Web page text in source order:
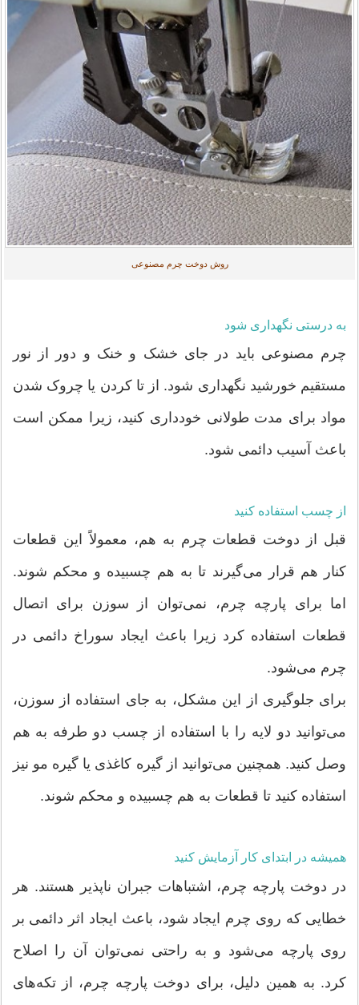
روش دوخت چرم مصنوعی
به درستی نگهداری شود
چرم مصنوعی باید در جای خشک و خنک و دور از نور
مستقیم خورشید نگهداری شود. از تا کردن یا چروک شدن
مواد برای مدت طولانی خودداری کنید، زیرا ممکن است
باعث آسیب دائمی شود.
از چسب استفاده کنید
قبل از دوخت قطعات چرم به هم، معمولاً این قطعات
کنار هم قرار می‌گیرند تا به هم چسبیده و محکم شوند.
اما برای پارچه چرم، نمی‌توان از سوزن برای اتصال
قطعات استفاده کرد زیرا باعث ایجاد سوراخ دائمی در
چرم می‌شود.
برای جلوگیری از این مشکل، به جای استفاده از سوزن،
می‌توانید دو لایه را با استفاده از چسب دو طرفه به هم
وصل کنید. همچنین می‌توانید از گیره کاغذی یا گیره مو نیز
استفاده کنید تا قطعات به هم چسبیده و محکم شوند.
همیشه در ابتدای کار آزمایش کنید
در دوخت پارچه چرم، اشتباهات جبران ناپذیر هستند. هر
خطایی که روی چرم ایجاد شود، باعث ایجاد اثر دائمی بر
روی پارچه می‌شود و به راحتی نمی‌توان آن را اصلاح
کرد. به همین دلیل، برای دوخت پارچه چرم، از تکه‌های